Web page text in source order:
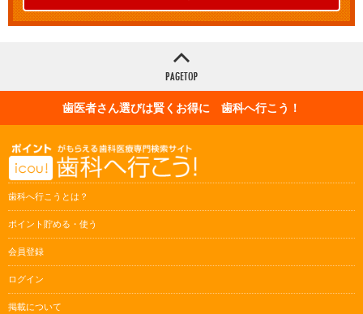
歯医者さん選びは賢くお得に 歯科へ行こう！
歯科へ行こうとは？
ポイント貯める・使う
会員登録
ログイン
掲載について